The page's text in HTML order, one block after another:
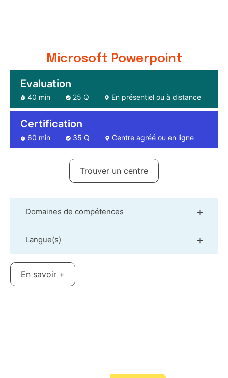
Microsoft Powerpoint
Evaluation
40 min 25 Q En présentiel ou à distance
Certification
60 min 35 Q Centre agréé ou en ligne
Trouver un centre
Domaines de compétences
Langue(s)
En savoir +